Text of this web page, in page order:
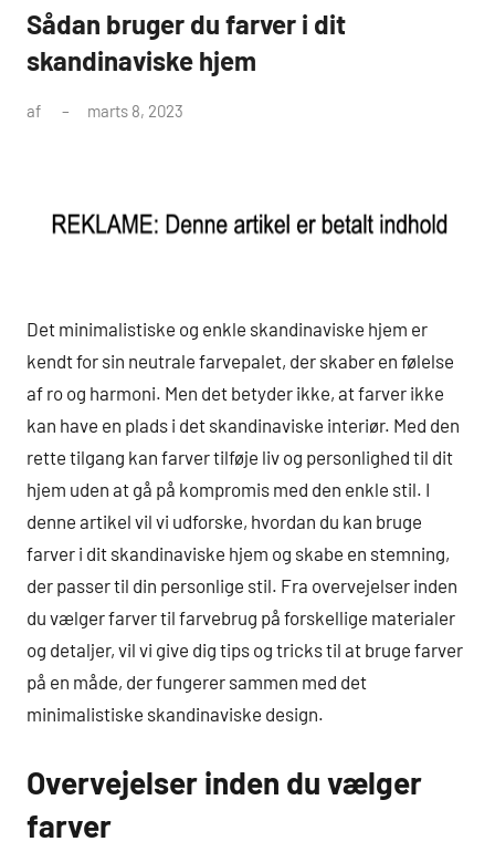
Sådan bruger du farver i dit
skandinaviske hjem
af marts 8, 2023
Det minimalistiske og enkle skandinaviske hjem er
kendt for sin neutrale farvepalet, der skaber en følelse
af ro og harmoni. Men det betyder ikke, at farver ikke
kan have en plads i det skandinaviske interiør. Med den
rette tilgang kan farver tilføje liv og personlighed til dit
hjem uden at gå på kompromis med den enkle stil. I
denne artikel vil vi udforske, hvordan du kan bruge
farver i dit skandinaviske hjem og skabe en stemning,
der passer til din personlige stil. Fra overvejelser inden
du vælger farver til farvebrug på forskellige materialer
og detaljer, vil vi give dig tips og tricks til at bruge farver
på en måde, der fungerer sammen med det
minimalistiske skandinaviske design.
Overvejelser inden du vælger
farver